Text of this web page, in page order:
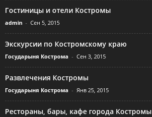
Гостиницы и отели Костромы
admin - Сен 5, 2015
Экскурсии по Костромскому краю
Государыня Кострома - Сен 3, 2015
Развлечения Костромы
Государыня Кострома - Янв 25, 2015
Рестораны, бары, кафе города Костромы